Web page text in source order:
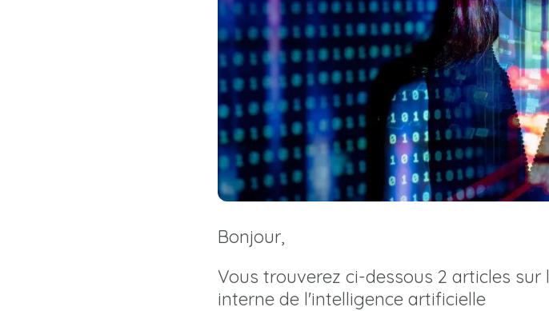
Bonjour,
Vous trouverez ci-dessous 2 articles
interne de l'intelligence artificielle